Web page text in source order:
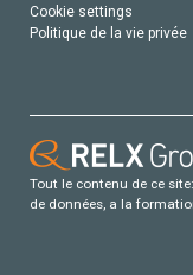
Cookie settings
Politique de la vie privée
Tout le contenu de ce
de données, a la